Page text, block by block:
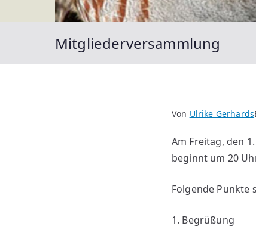
Mitgliederversammlung
Von Ulrike Gerhards
Am Freitag, den
beginnt um 20
Folgende Punkte
1. Begrüßung